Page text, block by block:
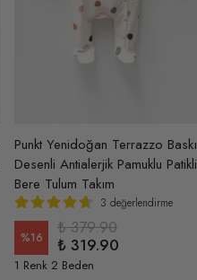
Punkt Yenidoğan Terrazzo Baskı
Desenli Antialerjik Pamuklu Patikli
Bere Tulum Takım
3 değerlendirme
%16
₺ 379.90
₺ 319.90
1 Renk 2 Beden